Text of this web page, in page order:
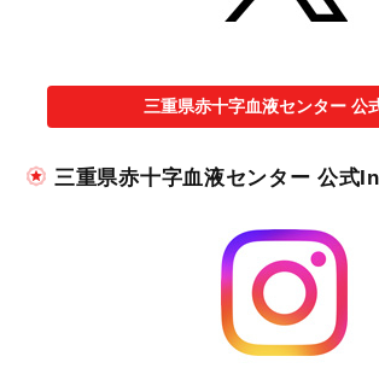
三重県赤十字血液センター 公
三重県赤十字血液センター 公式